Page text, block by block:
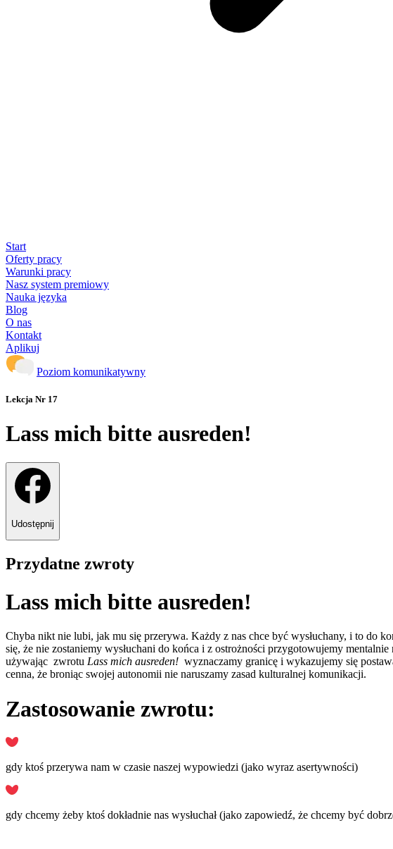
Start
Oferty pracy
Warunki pracy
Nasz system premiowy
Nauka języka
Blog
O nas
Kontakt
Aplikuj
Poziom komunikatywny
Lekcja Nr 17
Lass mich bitte ausreden!
Udostępnij
Przydatne zwroty
Lass mich bitte ausreden!
Chyba nikt nie lubi, jak mu się przerywa. Każdy z nas chce być wysłuchany, i to do
się, że nie zostaniemy wysłuchani do końca i z ostrożności przygotowujemy
używając zwrotu Lass mich ausreden! wyznaczamy granicę i wykazujemy się
cenna, że broniąc swojej autonomii nie naruszamy zasad kulturalnej komunikacji.
Zastosowanie zwrotu:
gdy ktoś przerywa nam w czasie naszej wypowiedzi (jako wyraz asertywności)
gdy chcemy żeby ktoś dokładnie nas wysłuchał (jako zapowiedź, że chcemy być